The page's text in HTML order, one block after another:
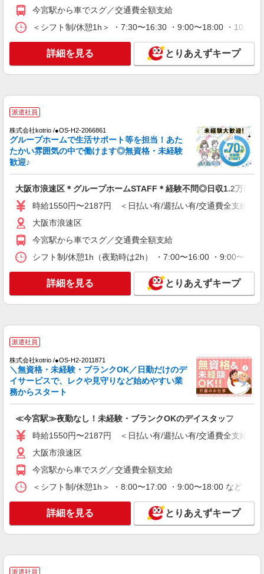
派遣社員
株式会社kotrio /●OS-H2-2066861
大阪市浪速区＊グループホームSTAFF＊経験
不問◎日収1.2万円も可
時給1550円〜2187円 ＜日払い有/週払い有/交
大阪市浪速区
派遣社員
株式会社kotrio /●OS-H2-2012141
住宅の介護♪
通費全支給(ガソリン代含む)＞
株式会社kotrio /●OS-H2-2011871
時給1550円〜2187円 ＜日払い有/週払い有/交
キープ 詳細を見る
派遣社員
株式会社kotrio /●OS-H2-2069274
今宮駅＊幅広い世代が活動中！サ高住のサポー
トSTAFF
通費全支給(ガソリン代含む)＞
大阪市浪速区
キープ 詳細を見る
派遣社員
今宮駅から車でスグ／交通費全額支給
＜シフト制/休憩1h＞ ・7:30〜16:30 ・9:00〜18:00 ・
詳細を見る とりあえずキープ
派遣社員
株式会社kotrio /●OS-H2-2066861
グループホームで生活サポート等を担当！あた
たかい雰囲気の中で働けます◎無資格・未経験
歓迎♪
大阪市浪速区＊グループホームSTAFF＊経験不問◎日収1.2万円も
時給1550円〜2187円 ＜日払い有/週払い有/交通費全支給(ガ
大阪市浪速区
今宮駅から車でスグ／交通費全額支給
シフト制/休憩1h（夜勤時は2h） ・7:00〜16:00 ・9:00〜
詳細を見る とりあえずキープ
派遣社員
株式会社kotrio /●OS-H2-2011871
＼無資格・未経験・ブランクOK／日勤だけのデ
イサービスで、レクや見守りなど始めやすい業
務からスタート
≪今宮駅≫夜勤なし！未経験・ブランクOKのデイスタッフ
時給1550円〜2187円 ＜日払い有/週払い有/交通費全支給(ガ
大阪市浪速区
今宮駅から車でスグ／交通費全額支給
＜シフト制/休憩1h＞ ・8:00〜17:00 ・9:00〜18:00 など ※
詳細を見る とりあえずキープ
派遣社員